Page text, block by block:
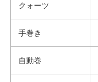
クォーツ
手巻き
自動巻